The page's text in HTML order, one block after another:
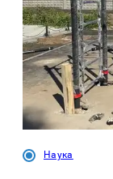
Наука